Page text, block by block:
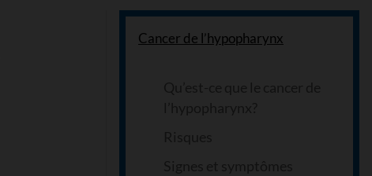
Cancer de l’hypopharynx